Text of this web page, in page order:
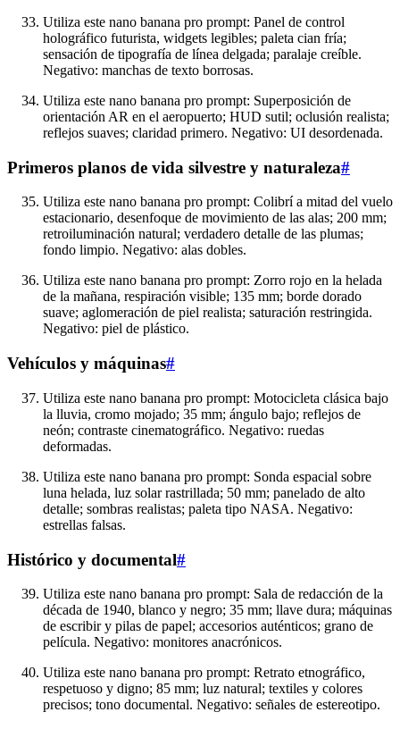
Utiliza este nano banana pro prompt: Panel de control
holográfico futurista, widgets legibles; paleta cian fría;
sensación de tipografía de línea delgada; paralaje creíble.
Negativo: manchas de texto borrosas.
Utiliza este nano banana pro prompt: Superposición de
orientación AR en el aeropuerto; HUD sutil; oclusión realista;
reflejos suaves; claridad primero. Negativo: UI desordenada.
Primeros planos de vida silvestre y naturaleza#
Utiliza este nano banana pro prompt: Colibrí a mitad del vuelo
estacionario, desenfoque de movimiento de las alas; 200 mm;
retroiluminación natural; verdadero detalle de las plumas;
fondo limpio. Negativo: alas dobles.
Utiliza este nano banana pro prompt: Zorro rojo en la helada
de la mañana, respiración visible; 135 mm; borde dorado
suave; aglomeración de piel realista; saturación restringida.
Negativo: piel de plástico.
Vehículos y máquinas#
Utiliza este nano banana pro prompt: Motocicleta clásica bajo
la lluvia, cromo mojado; 35 mm; ángulo bajo; reflejos de
neón; contraste cinematográfico. Negativo: ruedas
deformadas.
Utiliza este nano banana pro prompt: Sonda espacial sobre
luna helada, luz solar rastrillada; 50 mm; panelado de alto
detalle; sombras realistas; paleta tipo NASA. Negativo:
estrellas falsas.
Histórico y documental#
Utiliza este nano banana pro prompt: Sala de redacción de la
década de 1940, blanco y negro; 35 mm; llave dura; máquinas
de escribir y pilas de papel; accesorios auténticos; grano de
película. Negativo: monitores anacrónicos.
Utiliza este nano banana pro prompt: Retrato etnográfico,
respetuoso y digno; 85 mm; luz natural; textiles y colores
precisos; tono documental. Negativo: señales de estereotipo.